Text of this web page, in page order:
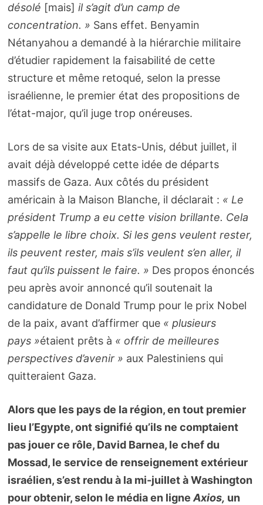
désolé [mais] il s’agit d’un camp de
concentration. » Sans effet. Benyamin
Nétanyahou a demandé à la hiérarchie militaire
d’étudier rapidement la faisabilité de cette
structure et même retoqué, selon la presse
israélienne, le premier état des propositions de
l’état-major, qu’il juge trop onéreuses.
Lors de sa visite aux Etats-Unis, début juillet, il
avait déjà développé cette idée de départs
massifs de Gaza. Aux côtés du président
américain à la Maison Blanche, il déclarait : « Le
président Trump a eu cette vision brillante. Cela
s’appelle le libre choix. Si les gens veulent rester,
ils peuvent rester, mais s’ils veulent s’en aller, il
faut qu’ils puissent le faire. » Des propos énoncés
peu après avoir annoncé qu’il soutenait la
candidature de Donald Trump pour le prix Nobel
de la paix, avant d’affirmer que « plusieurs
pays »étaient prêts à « offrir de meilleures
perspectives d’avenir » aux Palestiniens qui
quitteraient Gaza.
Alors que les pays de la région, en tout premier
lieu l’Egypte, ont signifié qu’ils ne comptaient
pas jouer ce rôle, David Barnea, le chef du
Mossad, le service de renseignement extérieur
israélien, s’est rendu à la mi-juillet à Washington
pour obtenir, selon le média en ligne Axios, un